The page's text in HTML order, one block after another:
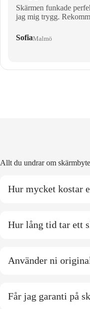
Skärmen funkade
jag mig trygg.
SofiaMalmö
Allt du undrar om skärmbyte
Hur mycket kostar
Hur lång tid tar ett
Använder ni
Får jag garanti på